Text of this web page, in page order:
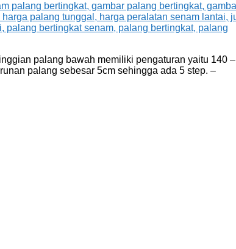
palang bawah memiliki pengaturan yaitu 140 –
palang sebesar 5cm sehingga ada 5 step. –